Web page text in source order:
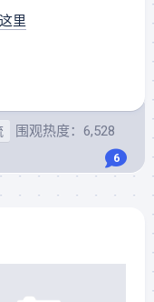
里
围观热度：6,528
6